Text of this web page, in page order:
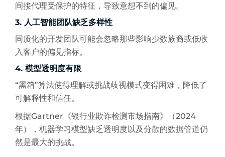
间接代理受保护的特征，导致意想不到的偏见。
3. 人工智能团队缺乏多样性
同质化的开发团队可能会忽略那些影响少数族裔或低收
入客户的偏见指标。
4. 模型透明度有限
“黑箱”算法使得理解或挑战歧视模式变得困难，降低了
可解释性和信任。
根据Gartner《银行业欺诈检测市场指南》（2024
年），机器学习模型缺乏透明度以及分散的数据管道仍
然是最大的挑战。